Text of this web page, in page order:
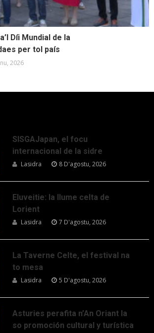
Díi Mundial de la
per tol país
2026
SISGAJapan, el focu
internacional de la sidre
Lasidra 8 D'agostu, 2026
Eluveitie: la llume celta de
Lorient
Lasidra 7 D'agostu, 2026
La Taverne Celte, el festival na
to mesa
Lasidra 5 D'agostu, 2026
Asturies perafita n’An Oriant la
so promoción cultural y turística